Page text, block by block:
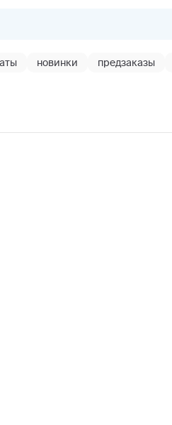
новинки предзаказы